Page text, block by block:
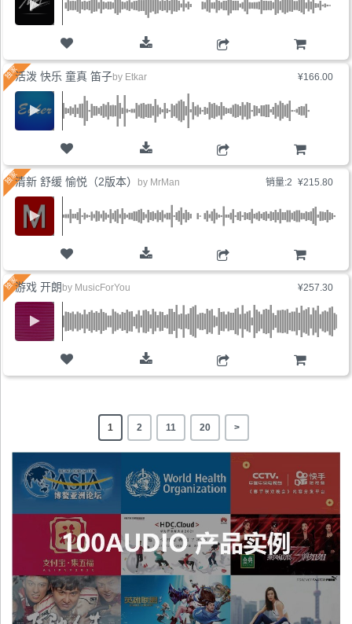
购物车
¥166.00
购物车
活泼 快乐 童真 笛子by Etkar
销量:2 ¥215.80
购物车
清新 舒缓 愉悦（2版本） by MrMan
¥257.30
购物车
游戏 开朗 by MusicForYou
1 2 11 20 >